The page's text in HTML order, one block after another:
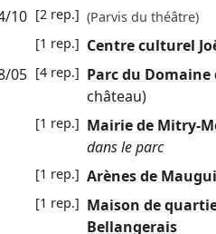
10 [2 rep.] (Parvis du théâtre)
[1 rep.] Centre culturel
05 [4 rep.] Parc du Domaine
château)
[1 rep.] Mairie de Mitry-
dans le parc
[1 rep.] Arènes de
[1 rep.] Maison de
Bellangerais